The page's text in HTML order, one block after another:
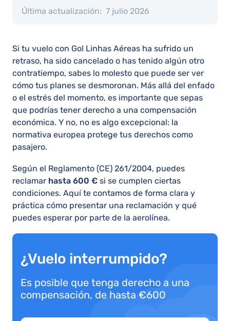
Última actualización: 7 julio 2026
Si tu vuelo con Gol Linhas Aéreas ha sufrido un
retraso, ha sido cancelado o has tenido algún otro
contratiempo, sabes lo molesto que puede ser ver
cómo tus planes se desmoronan. Más allá del enfado
o el estrés del momento, es importante que sepas
que podrías tener derecho a una compensación
económica. Y no, no es algo excepcional: la
normativa europea protege tus derechos como
pasajero.
Según el Reglamento (CE) 261/2004, puedes
reclamar hasta 600 € si se cumplen ciertas
condiciones. Aquí te contamos de forma clara y
práctica cómo presentar una reclamación y qué
puedes esperar por parte de la aerolínea.
¿Vuelo interrumpido?
Es posible que tenga derecho a una
compensación, de hasta €600